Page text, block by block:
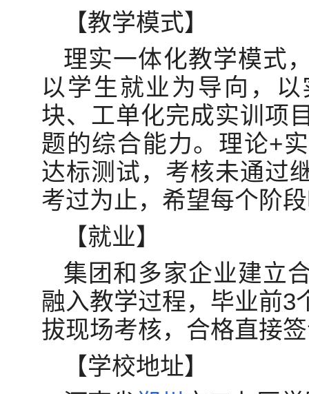
【教学模式】
理实一体化教学模式
以学生就业为导向，
块、工单化完成实训项
题的综合能力。理论+
达标测试，考核未通过
考过为止，希望每个阶
【就业】
集团和多家企业建立
融入教学过程，毕业前3
拔现场考核，合格直接
【学校地址】